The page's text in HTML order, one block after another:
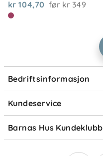
kr 104,70 før kr 349
Bedriftsinformasjon
Jobbe i Barnas Hus
Størrelsesguider
Kundeservice
Ofte stilte spørsmål
Om Klarna
Barnas Hus Kundeklubb
Medlemsvilkår